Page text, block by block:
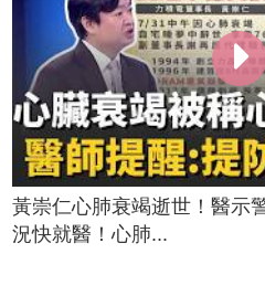
黃崇仁心肺衰竭逝世！醫示
況快就醫！心肺...